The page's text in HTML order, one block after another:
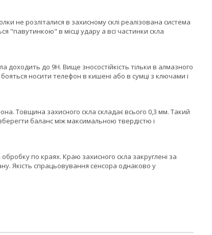
не розліталися в захисному склі реалізована система
"павутинкою" в місці удару а всі частинки скла
доходить до 9H. Вище зносостійкість тільки в алмазного
носити телефон в кишені або в сумці з ключами і
Товщина захисного скла складає всього 0,3 мм. Такий
баланс між максимальною твердістю і
по краях. Краю захисного скла закруглені за
Якість спрацьовування сенсора однаково у